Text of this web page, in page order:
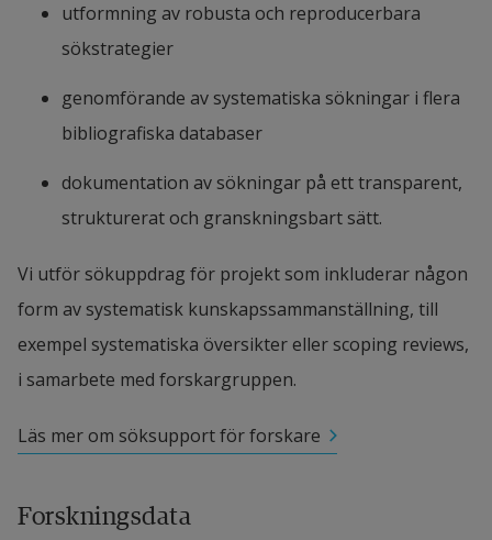
utformning av robusta och reproducerbara
sökstrategier
genomförande av systematiska sökningar i flera
bibliografiska databaser
dokumentation av sökningar på ett transparent,
strukturerat och granskningsbart sätt.
Vi utför sökuppdrag för projekt som inkluderar någon
form av systematisk kunskapssammanställning, till
exempel systematiska översikter eller scoping reviews,
i samarbete med forskargruppen.
Läs mer om söksupport för forskare
Forskningsdata